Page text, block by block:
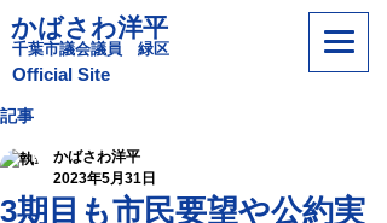
かばさわ洋平
​千葉市議会議員 緑区
​Official Site
記事
3期目も市民要望や公約実
かばさわ洋平
2023年5月31日